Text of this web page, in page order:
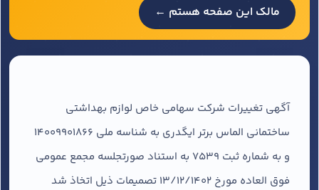
مالک این صفحه هستم ←
آگهی تغییرات شرکت سهامی خاص لوازم بهداشتی
ساختمانی الماس برتر ایگدری به شناسه ملی 14009901866
و به شماره ثبت 7539 به استناد صورتجلسه مجمع عمومی
فوق العاده مورخ 13/12/1402 تصمیمات ذیل اتخاذ شد